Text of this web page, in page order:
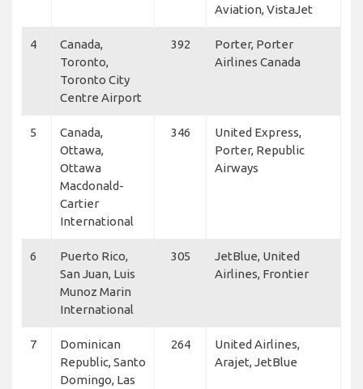
Aviation, VistaJet
4
Canada,
Toronto,
Toronto City
Centre Airport
392
Porter, Porter
Airlines Canada
5
Canada,
Ottawa,
Ottawa
Macdonald-
Cartier
International
346
United Express,
Porter, Republic
Airways
6
Puerto Rico,
San Juan, Luis
Munoz Marin
International
305
JetBlue, United
Airlines, Frontier
7
Dominican
Republic, Santo
Domingo, Las
264
United Airlines,
Arajet, JetBlue